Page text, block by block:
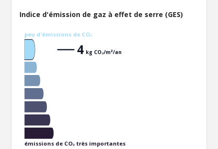
Indice d'émission de gaz à effet de serre (GES)
peu d'émissions de CO₂
émissions de CO₂ très importantes
4 kg CO₂/m²/an